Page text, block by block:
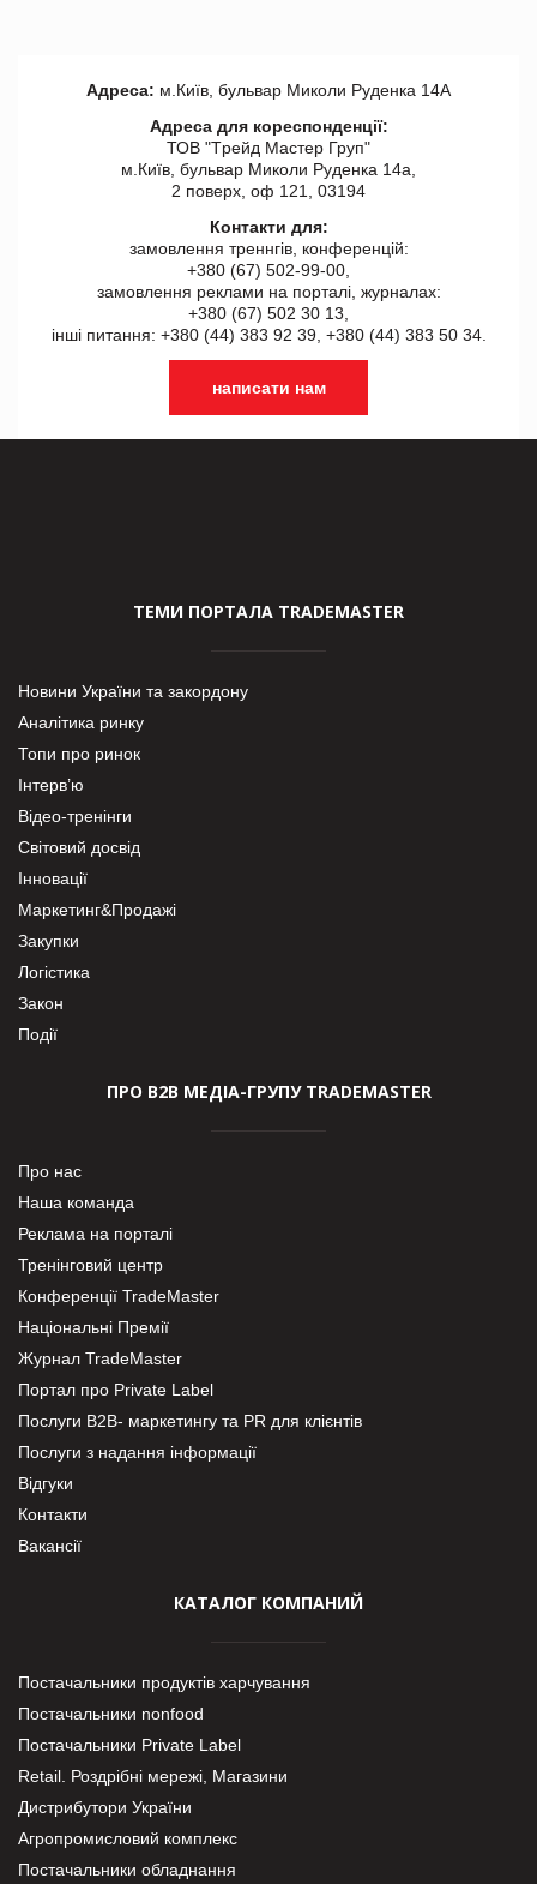
Адреса: м.Київ, бульвар Миколи Руденка 14А
Адреса для кореспонденції:
ТОВ "Tрейд Мастер Груп"
м.Київ, бульвар Миколи Руденка 14а,
2 поверх, оф 121, 03194
Контакти для:
замовлення треннгів, конференцій:
+380 (67) 502-99-00,
замовлення реклами на порталі, журналах:
+380 (67) 502 30 13,
інші питання: +380 (44) 383 92 39, +380 (44) 383 50 34.
написати нам
ТЕМИ ПОРТАЛА TRADEMASTER
Новини України та закордону
Аналітика ринку
Топи про ринок
Інтерв’ю
Відео-тренінги
Світовий досвід
Інновації
Маркетинг&Продажі
Закупки
Логістика
Закон
Події
ПРО В2В МЕДІА-ГРУПУ TRADEMASTER
Про нас
Наша команда
Реклама на порталі
Тренінговий центр
Конференції TradeMaster
Національні Премії
Журнал TradeMaster
Портал про Private Label
Послуги В2В- маркетингу та PR для клієнтів
Послуги з надання інформації
Відгуки
Контакти
Вакансії
КАТАЛОГ КОМПАНИЙ
Постачальники продуктів харчування
Постачальники nonfood
Постачальники Private Label
Retail. Роздрібні мережі, Магазини
Дистрибутори України
Агропромисловий комплекс
Постачальники обладнання